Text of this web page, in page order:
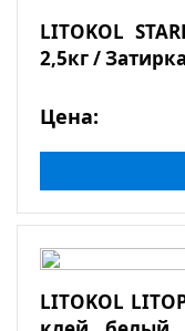
LITOKOL
2,5кг /
Цена:
LITOKOL